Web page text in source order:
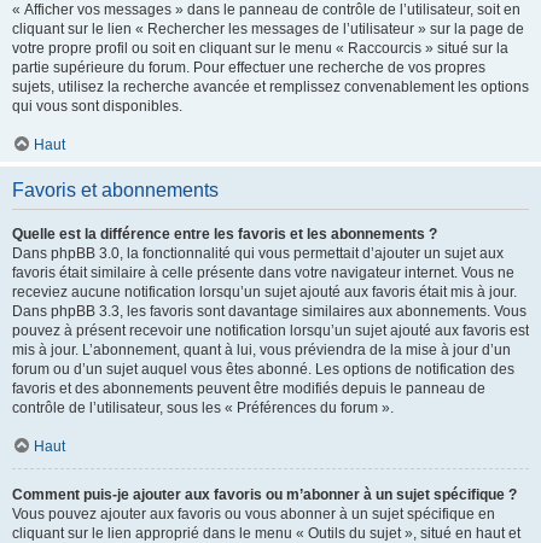
« Afficher vos messages » dans le panneau de contrôle de l’utilisateur, soit en
cliquant sur le lien « Rechercher les messages de l’utilisateur » sur la page de
votre propre profil ou soit en cliquant sur le menu « Raccourcis » situé sur la
partie supérieure du forum. Pour effectuer une recherche de vos propres
sujets, utilisez la recherche avancée et remplissez convenablement les options
qui vous sont disponibles.
Haut
Favoris et abonnements
Quelle est la différence entre les favoris et les abonnements ?
Dans phpBB 3.0, la fonctionnalité qui vous permettait d’ajouter un sujet aux
favoris était similaire à celle présente dans votre navigateur internet. Vous ne
receviez aucune notification lorsqu’un sujet ajouté aux favoris était mis à jour.
Dans phpBB 3.3, les favoris sont davantage similaires aux abonnements. Vous
pouvez à présent recevoir une notification lorsqu’un sujet ajouté aux favoris est
mis à jour. L’abonnement, quant à lui, vous préviendra de la mise à jour d’un
forum ou d’un sujet auquel vous êtes abonné. Les options de notification des
favoris et des abonnements peuvent être modifiés depuis le panneau de
contrôle de l’utilisateur, sous les « Préférences du forum ».
Haut
Comment puis-je ajouter aux favoris ou m’abonner à un sujet spécifique ?
Vous pouvez ajouter aux favoris ou vous abonner à un sujet spécifique en
cliquant sur le lien approprié dans le menu « Outils du sujet », situé en haut et